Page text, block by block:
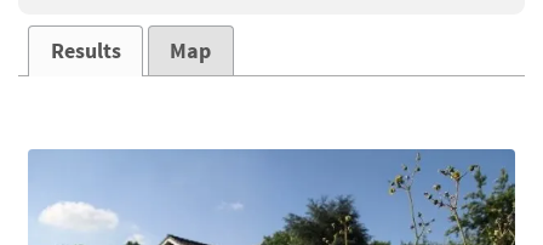
Results Map